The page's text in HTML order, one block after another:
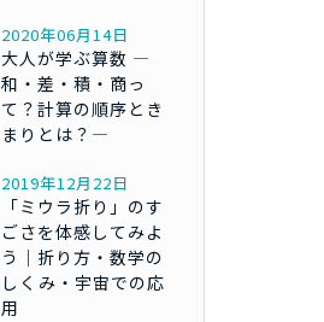
2020年06月14日
大人が学ぶ算数 ―
和・差・積・商っ
て？計算の順序とき
まりとは？―
2019年12月22日
「ミウラ折り」のす
ごさを体感してみよ
う｜折り方・数学の
しくみ・宇宙での応
用